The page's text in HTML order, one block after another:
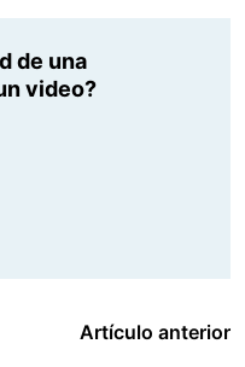
de una
video?
Artículo anterior